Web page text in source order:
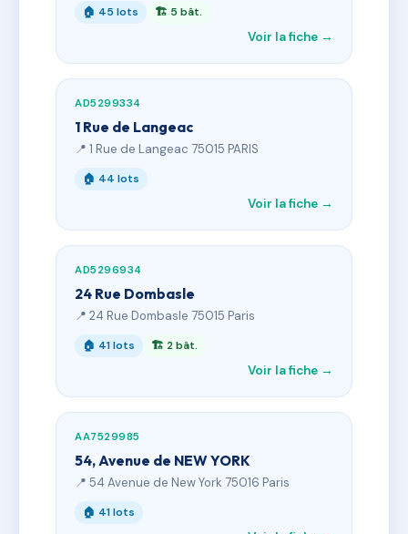
🏠 45 lots 🏗 5 bât.
Voir la fiche →
AD5299334
1 Rue de Langeac
📍 1 Rue de Langeac 75015 PARIS
🏠 44 lots
Voir la fiche →
AD5296934
24 Rue Dombasle
📍 24 Rue Dombasle 75015 Paris
🏠 41 lots 🏗 2 bât.
Voir la fiche →
AA7529985
54, Avenue de NEW YORK
📍 54 Avenue de New York 75016 Paris
🏠 41 lots